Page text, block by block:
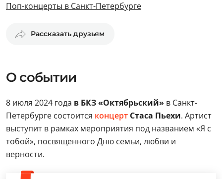
Поп-концерты в Санкт-Петербурге
Рассказать друзьям
О событии
8 июля 2024 года в БКЗ «Октябрьский» в Санкт-
Петербурге состоится концерт Стаса Пьехи. Артист
выступит в рамках мероприятия под названием «Я с
тобой», посвященного Дню семьи, любви и
верности.